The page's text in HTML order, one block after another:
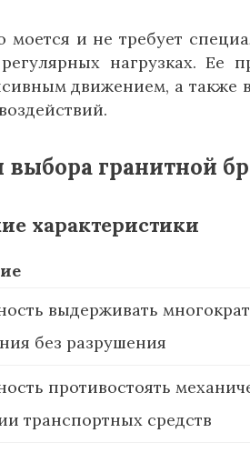
моется и не требует
нагрузках. Ее
движением, а
гранитной
характеристики
выдерживать
без разрушения
противостоять
транспортных средств